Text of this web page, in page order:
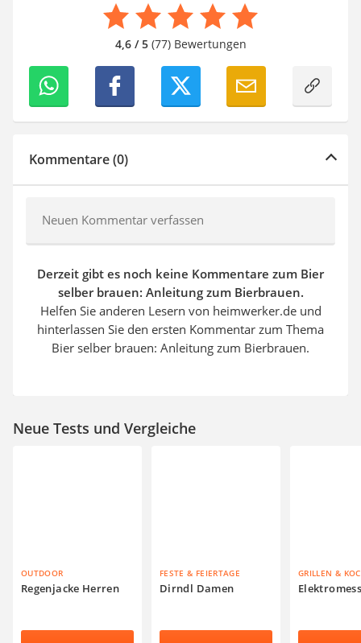
4,6 / 5(77) Bewertungen
Kommentare (0)
Neuen Kommentar verfassen
Derzeit gibt es noch keine Kommentare zum Bier
selber brauen: Anleitung zum Bierbrauen.
Helfen Sie anderen Lesern von heimwerker.de und
hinterlassen Sie den ersten Kommentar zum Thema
Bier selber brauen: Anleitung zum Bierbrauen.
Neue Tests und Vergleiche
OUTDOOR
Regenjacke Herren
FESTE & FEIERTAGE
Dirndl Damen
GRILLEN &